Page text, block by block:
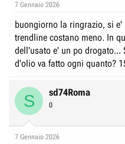
s
7 Gennaio 2026
buongiorno la ringrazio, si
trendline costano meno. In
dell'usato e' un po drogato...
d'olio va fatto ogni quanto?
S sd74Roma
0
7 Gennaio 2026